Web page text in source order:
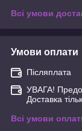
Всі умови
Умови оплати
Післяплата
УВАГА!
Доставка
Всі умови